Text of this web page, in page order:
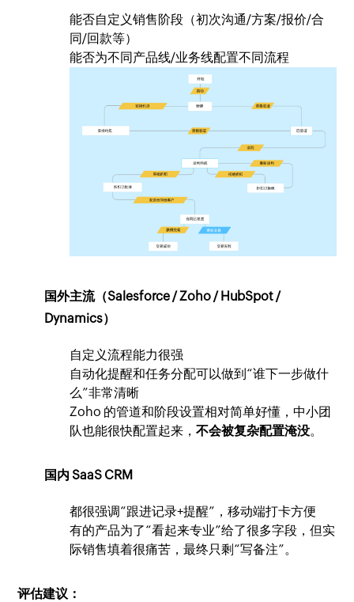
能否自定义销售阶段（初次沟通/方案/报价/合
同/回款等）
能否为不同产品线/业务线配置不同流程
国外主流（Salesforce / Zoho / HubSpot /
Dynamics）
自定义流程能力很强
自动化提醒和任务分配可以做到“谁下一步做什
么”非常清晰
Zoho 的管道和阶段设置相对简单好懂，中小团
队也能很快配置起来，不会被复杂配置淹没。
国内 SaaS CRM
都很强调“跟进记录+提醒”，移动端打卡方便
有的产品为了“看起来专业”给了很多字段，但实
际销售填着很痛苦，最终只剩“写备注”。
评估建议：